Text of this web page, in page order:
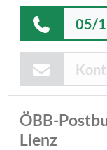
05/
ÖBB-
Lienz